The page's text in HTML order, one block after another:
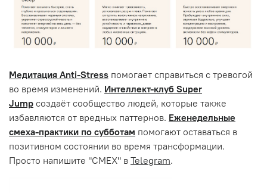
Медитация Anti-Stress помогает справиться с тревогой
во время изменений. Интеллект-клуб Super
Jump создаёт сообщество людей, которые также
избавляются от вредных паттернов. Еженедельные
смеха-практики по субботам помогают оставаться в
позитивном состоянии во время трансформации.
Просто напишите "СМЕХ" в Telegram.